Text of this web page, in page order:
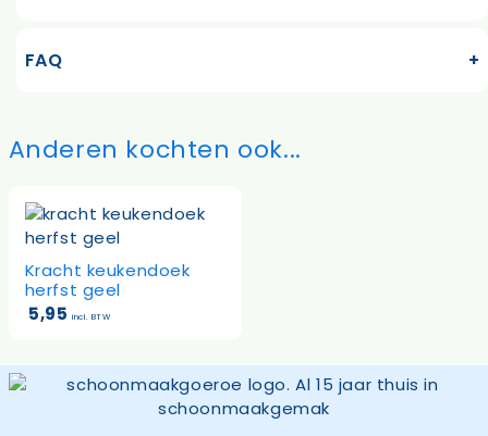
FAQ
Anderen kochten ook...
Kracht keukendoek
herfst geel
5,95 incl. BTW